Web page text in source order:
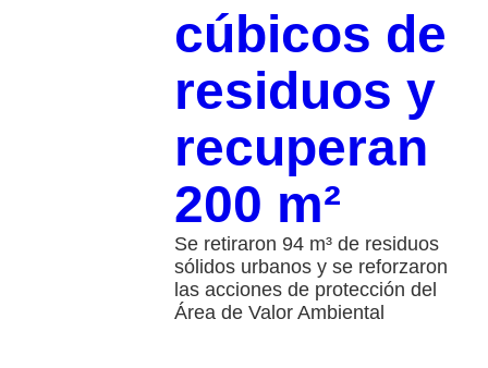
cúbicos de
residuos y
recuperan
200 m²
Se retiraron 94 m³ de residuos
sólidos urbanos y se reforzaron
las acciones de protección del
Área de Valor Ambiental